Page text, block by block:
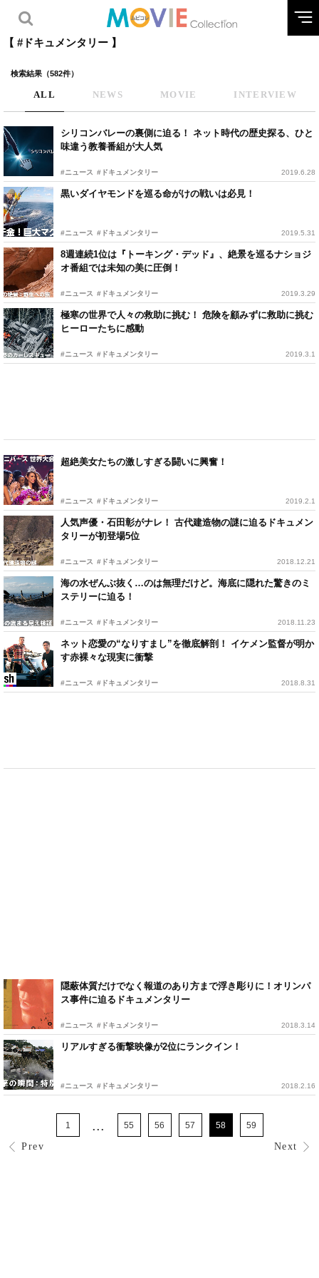
【 #ドキュメンタリー 】
検索結果（582件）
ALL NEWS MOVIE INTERVIEW
シリコンバレーの裏側に迫る！ ネット時代の歴史探る、ひと
味違う教養番組が大人気
#ニュース #ドキュメンタリー 2019.6.28
黒いダイヤモンドを巡る命がけの戦いは必見！
#ニュース #ドキュメンタリー 2019.5.31
8週連続1位は『トーキング・デッド』、絶景を巡るナショジ
オ番組では未知の美に圧倒！
#ニュース #ドキュメンタリー 2019.3.29
極寒の世界で人々の救助に挑む！ 危険を顧みずに救助に挑む
ヒーローたちに感動
#ニュース #ドキュメンタリー 2019.3.1
超絶美女たちの激しすぎる闘いに興奮！
#ニュース #ドキュメンタリー 2019.2.1
人気声優・石田彰がナレ！ 古代建造物の謎に迫るドキュメン
タリーが初登場5位
#ニュース #ドキュメンタリー 2018.12.21
海の水ぜんぶ抜く…のは無理だけど。海底に隠れた驚きのミ
ステリーに迫る！
#ニュース #ドキュメンタリー 2018.11.23
ネット恋愛の“なりすまし”を徹底解剖！ イケメン監督が明か
す赤裸々な現実に衝撃
#ニュース #ドキュメンタリー 2018.8.31
隠蔽体質だけでなく報道のあり方まで浮き彫りに！オリンパ
ス事件に迫るドキュメンタリー
#ニュース #ドキュメンタリー 2018.3.14
リアルすぎる衝撃映像が2位にランクイン！
#ニュース #ドキュメンタリー 2018.2.16
Prev
1 ... 55 56 57 58 59
Next